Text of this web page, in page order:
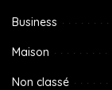
Business
Maison
Non classé